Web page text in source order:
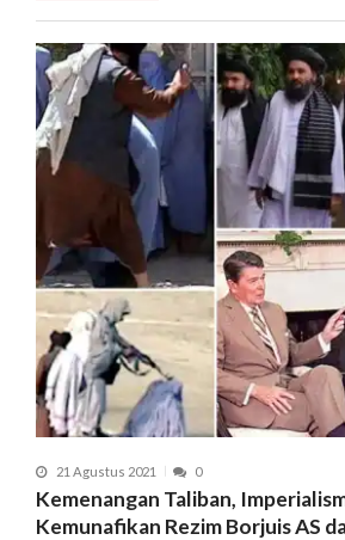
21 Agustus 2021 0
Kemenangan Taliban,
Kemunafikan Rezim Borjuis AS